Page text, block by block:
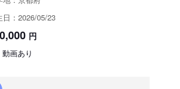
限度を超える保証は致しません。ま
、交通費、輸送費、餌代等）
日：2026/05/23
円
動画あり